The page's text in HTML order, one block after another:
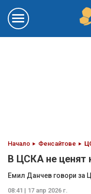
Начало Фенсайтове
В ЦСКА не ценят
Емил Данчев говори за
08:41 | 17 апр 2026 г.